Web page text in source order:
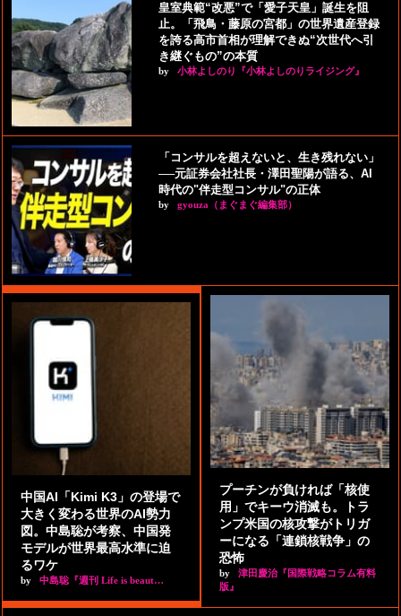
皇室典範“改悪”で「愛子天皇」誕生を阻
止。「飛鳥・藤原の宮都」の世界遺産登録
を誇る高市首相が理解できぬ“次世代へ引
き継ぐもの”の本質
by 小林よしのり『小林よしのりライジング』
「コンサルを超えないと、生き残れない」
──元証券会社社長・澤田聖陽が語る、AI
時代の"伴走型コンサル"の正体
by gyouza（まぐまぐ編集部）
中国AI「Kimi K3」の登場で
大きく変わる世界のAI勢力
図。中島聡が考察、中国発
モデルが世界最高水準に迫
るワケ
by 中島聡『週刊 Life is beaut…
プーチンが負ければ「核使
用」でキーウ消滅も。トラ
ンプ米国の核攻撃がトリガ
ーになる「連鎖核戦争」の
恐怖
by
津田慶治『国際戦略コラム有料
版』